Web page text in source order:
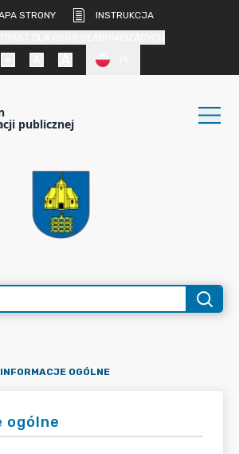
STRONY
INSTRUKCJA
publicznej
INFORMACJE OGÓLNE
ogólne